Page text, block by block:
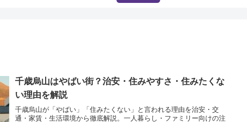
千歳烏山はやばい街？治安・住みやすさ・住みたくな
い理由を解説
千歳烏山が「やばい」「住みたくない」と言われる理由を治安・交
通・家賃・生活環境から徹底解説。一人暮らし・ファミリー向けの注